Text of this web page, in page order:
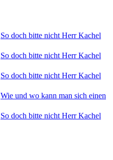
So doch bitte nicht Herr Kachel
So doch bitte nicht Herr Kachel
So doch bitte nicht Herr Kachel
Wie und wo kann man sich einen
So doch bitte nicht Herr Kachel